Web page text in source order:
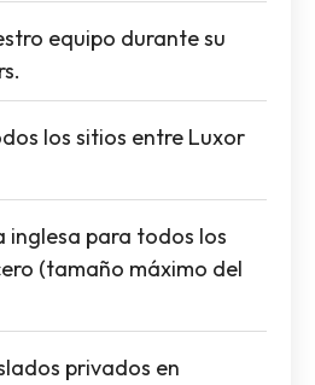
equipo durante su
los sitios entre Luxor
inglesa para todos los
(tamaño máximo del
privados en